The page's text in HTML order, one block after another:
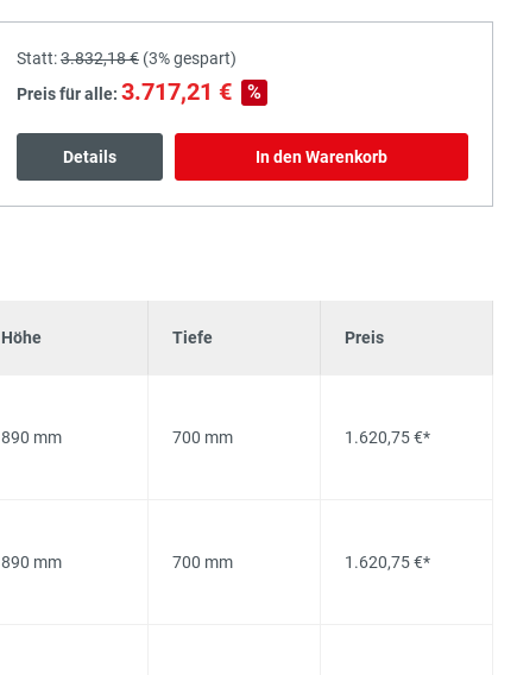
Statt:3.832,18 € (3%gespart)
Preis für alle: 3.717,21 € %
Details In den Warenkorb
Höhe Tiefe Preis
890 mm 700 mm 1.620,75 €*
890 mm 700 mm 1.620,75 €*